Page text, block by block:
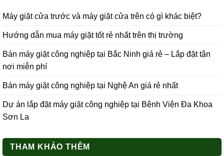
Máy giặt cửa trước và máy giặt cửa trên có gì khác biệt?
Hướng dẫn mua máy giặt tốt rẻ nhất trên thị trường
Bán máy giặt công nghiệp tại Bắc Ninh giá rẻ – Lắp đặt tận
nơi miễn phí
Bán máy giặt công nghiệp tại Nghệ An giá rẻ nhất
Dự án lắp đặt máy giặt công nghiệp tại Bệnh Viện Đa Khoa
Sơn La
THAM KHẢO THÊM